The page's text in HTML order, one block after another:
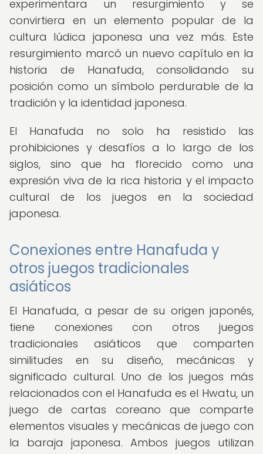
experimentara un resurgimiento y se
convirtiera en un elemento popular de la
cultura lúdica japonesa una vez más. Este
resurgimiento marcó un nuevo capítulo en la
historia de Hanafuda, consolidando su
posición como un símbolo perdurable de la
tradición y la identidad japonesa.
El Hanafuda no solo ha resistido las
prohibiciones y desafíos a lo largo de los
siglos, sino que ha florecido como una
expresión viva de la rica historia y el impacto
cultural de los juegos en la sociedad
japonesa.
Conexiones entre Hanafuda y
otros juegos tradicionales
asiáticos
El Hanafuda, a pesar de su origen japonés,
tiene conexiones con otros juegos
tradicionales asiáticos que comparten
similitudes en su diseño, mecánicas y
significado cultural. Uno de los juegos más
relacionados con el Hanafuda es el Hwatu, un
juego de cartas coreano que comparte
elementos visuales y mecánicas de juego con
la baraja japonesa. Ambos juegos utilizan